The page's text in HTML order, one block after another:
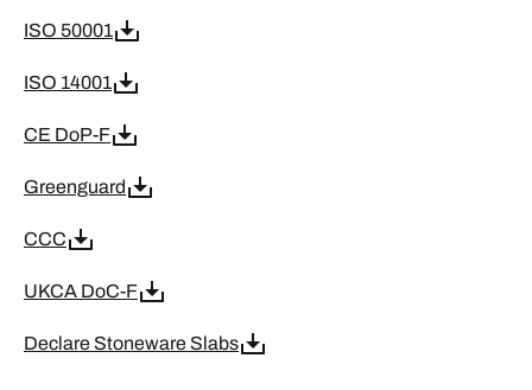
ISO 50001
ISO 14001
CE DoP-F
Greenguard
CCC
UKCA DoC-F
Declare Stoneware Slabs